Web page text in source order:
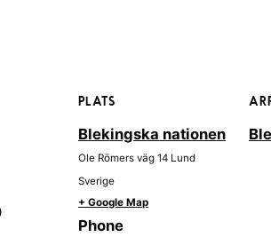
PLATS
Blekingska nationen
Ole Römers väg 14 Lund
Sverige
+ Google Map
Phone